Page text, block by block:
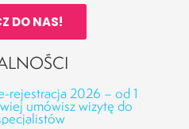
DO NAS!
rejestracja 2026 – od 1
umówisz wizytę do